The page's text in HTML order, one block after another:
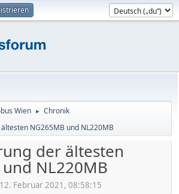
Wien ► Chronik
NG265MB und NL220MB
der ältesten
NL220MB
Februar 2021, 08:58:15